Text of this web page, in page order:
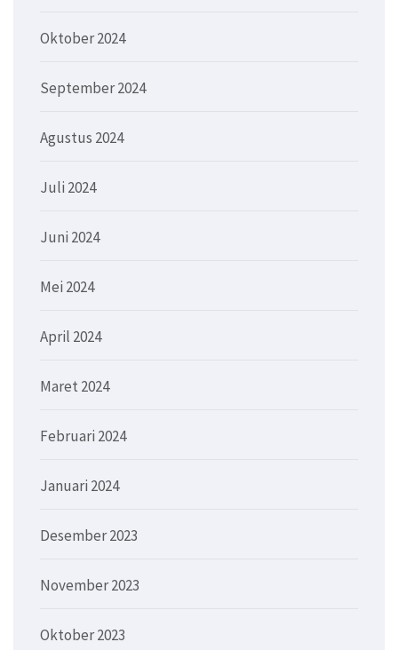
Oktober 2024
September 2024
Agustus 2024
Juli 2024
Juni 2024
Mei 2024
April 2024
Maret 2024
Februari 2024
Januari 2024
Desember 2023
November 2023
Oktober 2023